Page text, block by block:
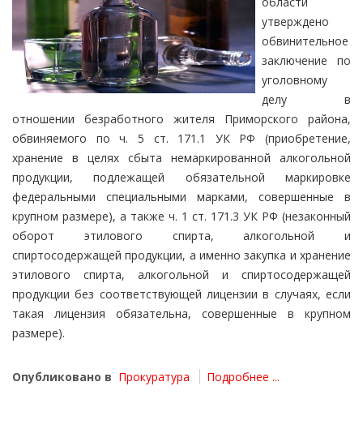
утверждено
обвинительное
заключение по
уголовному
делу в
отношении безработного жителя Приморского района,
обвиняемого по ч. 5 ст. 171.1 УК РФ (приобретение,
хранение в целях сбыта немаркированной алкогольной
продукции, подлежащей обязательной маркировке
федеральными специальными марками, совершенные в
крупном размере), а также ч. 1 ст. 171.3 УК РФ (незаконный
оборот этилового спирта, алкогольной и
спиртосодержащей продукции, а именно закупка и хранение
этилового спирта, алкогольной и спиртосодержащей
продукции без соответствующей лицензии в случаях, если
такая лицензия обязательна, совершенные в крупном
размере).
Опубликовано в Прокуратура Подробнее ...